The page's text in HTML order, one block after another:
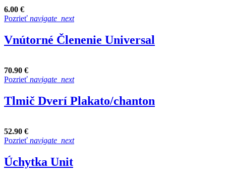
6.00 €
Pozrieť navigate_next
Vnútorné Členenie Universal
70.90 €
Pozrieť navigate_next
Tlmič Dverí Plakato/chanton
52.90 €
Pozrieť navigate_next
Úchytka Unit